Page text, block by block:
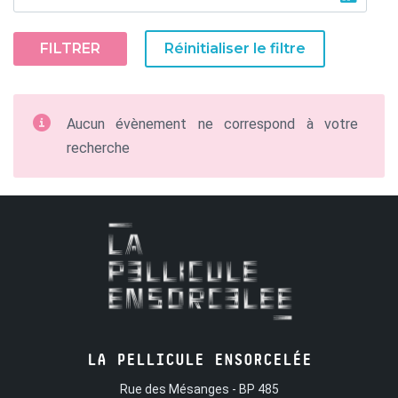
FILTRER Réinitialiser le filtre
Aucun évènement ne correspond à votre
recherche
LA PELLICULE ENSORCELÉE
Rue des Mésanges - BP 485